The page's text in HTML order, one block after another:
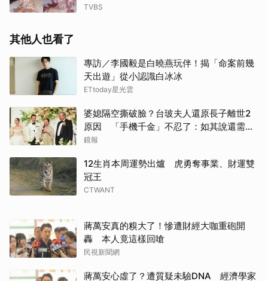
TVBS
其他人也看了
專訪／李國毅是白曉燕玩伴！揭「命案前幾
天出遊」從小認識白冰冰
ETtoday星光雲
婆媳隔空撕破臉？台玻夫人還原長子離世2
原因 「手機千金」不忍了：如其說還需要
離開嗎？
鏡報
12生肖本周運勢出爐 虎勇奪事業、財運雙
冠王
CTWANT
蔣萬安真的糗大了！慘遭財經大咖重砲開
轟 本人竟這樣回嗆
民視新聞網
蔣萬安心虛了？遭質疑未驗DNA 經濟學家